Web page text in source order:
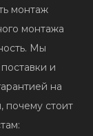
монтаж
монтажа
Мы
и
на
почему стоит